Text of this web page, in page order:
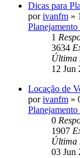
Dicas para
porivanfm »
1
3634
Última
12 Jun
Locação de
porivanfm »
0
1907
Última
03 Jun